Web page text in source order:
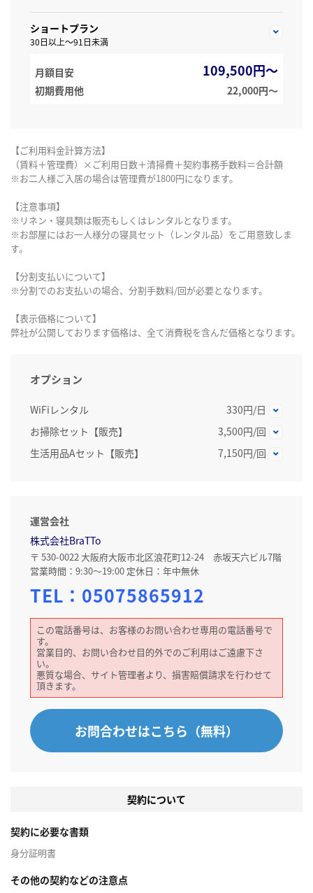
ショートプラン
30日以上～91日未満
月額目安 109,500円～
初期費用他 22,000円〜
【ご利用料金計算方法】
（賃料＋管理費）×ご利用日数＋清掃費＋契約事務手数料＝合計額
※お二人様ご入居の場合は管理費が1800円になります。
【注意事項】
※リネン・寝具類は販売もしくはレンタルとなります。
※お部屋にはお一人様分の寝具セット（レンタル品）をご用意致しま
す。
【分割支払いについて】
※分割でのお支払いの場合、分割手数料/回が必要となります。
【表示価格について】
弊社が公開しております価格は、全て消費税を含んだ価格となります。
オプション
WiFiレンタル
330円/日
お掃除セット【販売】
3,500円/回
生活用品Aセット【販売】
7,150円/回
運営会社
株式会社BraTTo
〒 530-0022 大阪府大阪市北区浪花町12-24 赤坂天六ビル7階
営業時間：9:30～19:00 定休日：年中無休
TEL： 05075865912
この電話番号は、お客様のお問い合わせ専用の電話番号で
す。
営業目的、お問い合わせ目的外でのご利用はご遠慮下さ
い。
悪質な場合、サイト管理者より、損害賠償請求を行わせて
頂きます。
お問合わせはこちら（無料）
契約について
契約に必要な書類
身分証明書
その他の契約などの注意点